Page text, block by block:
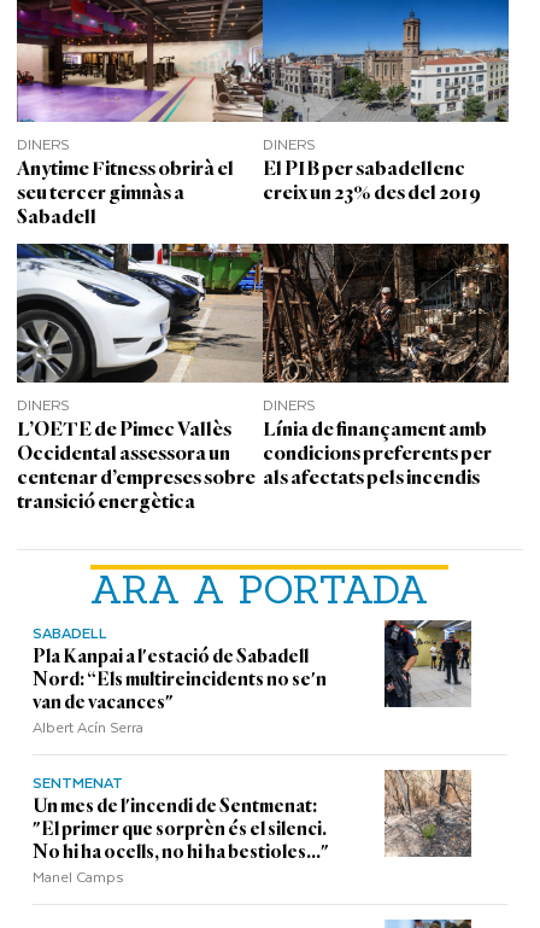
ARA A PORTADA
SABADELL
Pla Kanpai a l'estació de Sabadell
Nord: “Els multireincidents no se'n
van de vacances"
Albert Acín Serra
SENTMENAT
Un mes de l'incendi de Sentmenat:
"El primer que sorprèn és el silenci.
No hi ha ocells, no hi ha bestioles..."
Manel Camps
DINERS
Anytime Fitness obrirà el
seu tercer gimnàs a
Sabadell
DINERS
El PIB per sabadellenc
creix un 23% des del 2019
DINERS
L’OETE de Pimec Vallès
Occidental assessora un
centenar d’empreses sobre
transició energètica
DINERS
Línia de finançament amb
condicions preferents per
als afectats pels incendis